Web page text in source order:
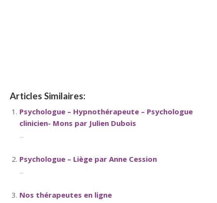
Articles Similaires:
Psychologue – Hypnothérapeute – Psychologue
clinicien- Mons par Julien Dubois
...
Psychologue – Liège par Anne Cession
...
Nos thérapeutes en ligne